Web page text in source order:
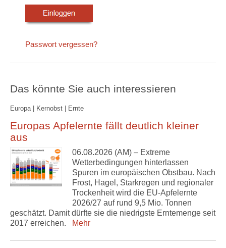
Passwort vergessen?
Das könnte Sie auch interessieren
Europa | Kernobst | Ernte
Europas Apfelernte fällt deutlich kleiner
aus
06.08.2026 (AM) – Extreme
Wetterbedingungen hinterlassen
Spuren im europäischen Obstbau. Nach
Frost, Hagel, Starkregen und regionaler
Trockenheit wird die EU-Apfelernte
2026/27 auf rund 9,5 Mio. Tonnen
geschätzt. Damit dürfte sie die niedrigste Erntemenge seit
2017 erreichen.
Mehr